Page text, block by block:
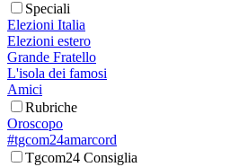
Speciali
Elezioni Italia
Elezioni estero
Grande Fratello
L'isola dei famosi
Amici
Rubriche
Oroscopo
#tgcom24amarcord
Tgcom24 Consiglia